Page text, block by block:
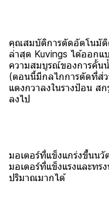
คุณสมบัติการตัดอัตโนมัติ
ล่าสุด Kuvings ได้ออก
ความสมบูรณ์ของการคั้น
(ตอนนี้มีกลไกการตัดที่ส่
แตงกวาลงในรางป้อน ส
ลงไป
มอเตอร์ที่แข็งแกร่งขึ้นนวั
มอเตอร์ที่แข็งแรงและทร
ปริมาณมากได้